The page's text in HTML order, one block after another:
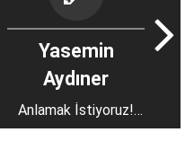
Yasemin
Aydıner
Anlamak İstiyoruz!
Gerçek Nedir?